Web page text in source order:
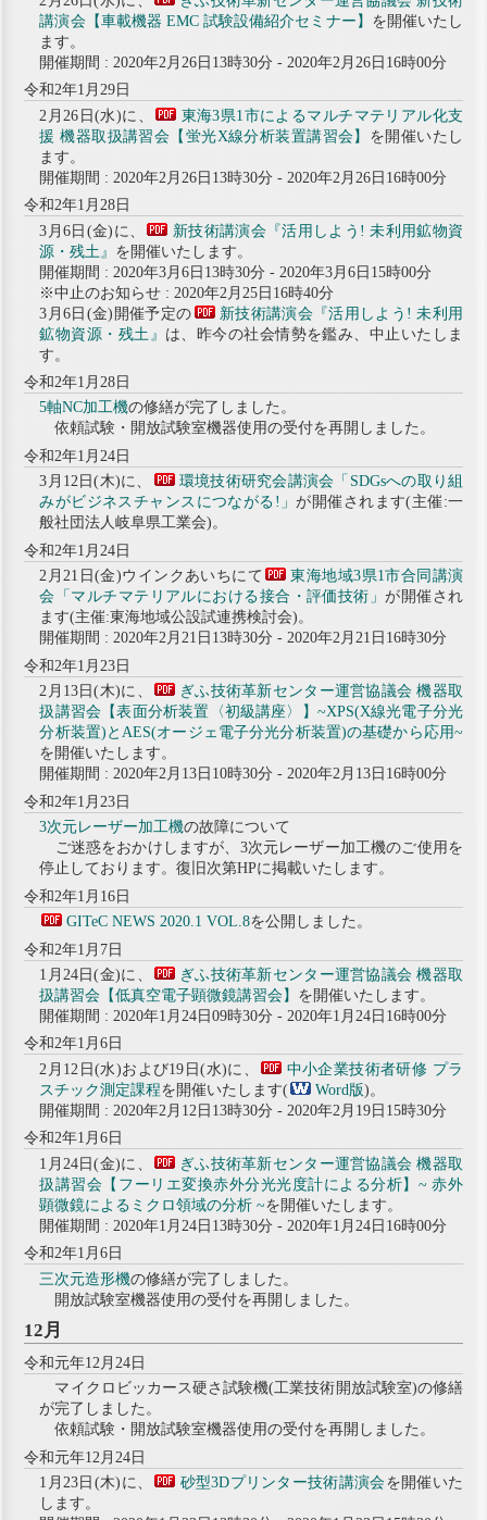
講演会【車載機器 EMC 試験設備紹介セミナー】 を開催いたし
ます。
開催期間 : 2020年2月26日13時30分 - 2020年2月26日16時00分
令和2年1月29日
2月26日(水)に、
東海3県1市によるマルチマテリアル化支
援 機器取扱講習会【蛍光X線分析装置講習会】 を開催いたし
ます。
開催期間 : 2020年2月26日13時30分 - 2020年2月26日16時00分
令和2年1月28日
3月6日(金)に、
新技術講演会『活用しよう! 未利用鉱物資
源・残土』 を開催いたします。
開催期間 : 2020年3月6日13時30分 - 2020年3月6日15時00分
※中止のお知らせ : 2020年2月25日16時40分
3月6日(金)開催予定の
新技術講演会『活用しよう! 未利用
鉱物資源・残土』 は、昨今の社会情勢を鑑み、中止いたしま
す。
令和2年1月28日
5軸NC加工機の修繕が完了しました。
依頼試験・開放試験室機器使用の受付を再開しました。
令和2年1月24日
3月12日(木)に、
環境技術研究会講演会「SDGsへの取り組
みがビジネスチャンスにつながる!」が開催されます(主催:一
般社団法人岐阜県工業会)。
令和2年1月24日
2月21日(金)ウインクあいちにて
東海地域3県1市合同講演
会「マルチマテリアルにおける接合・評価技術」が開催され
ます(主催:東海地域公設試連携検討会)。
開催期間 : 2020年2月21日13時30分 - 2020年2月21日16時30分
令和2年1月23日
2月13日(木)に、
ぎふ技術革新センター運営協議会 機器取
扱講習会【表面分析装置〈初級講座〉】~XPS(X線光電子分光
分析装置)とAES(オージェ電子分光分析装置)の基礎から応用~
を開催いたします。
開催期間 : 2020年2月13日10時30分 - 2020年2月13日16時00分
令和2年1月23日
3次元レーザー加工機の故障について
ご迷惑をおかけしますが、3次元レーザー加工機のご使用を
停止しております。復旧次第HPに掲載いたします。
令和2年1月16日
GITeC NEWS 2020.1 VOL.8を公開しました。
令和2年1月7日
1月24日(金)に、
ぎふ技術革新センター運営協議会 機器取
扱講習会【低真空電子顕微鏡講習会】 を開催いたします。
開催期間 : 2020年1月24日09時30分 - 2020年1月24日16時00分
令和2年1月6日
2月12日(水)および19日(水)に、
中小企業技術者研修 プラ
スチック測定課程を開催いたします( Word版)。
開催期間 : 2020年2月12日13時30分 - 2020年2月19日15時30分
令和2年1月6日
1月24日(金)に、
ぎふ技術革新センター運営協議会 機器取
扱講習会【フーリエ変換赤外分光光度計による分析】~ 赤外
顕微鏡によるミクロ領域の分析 ~を開催いたします。
開催期間 : 2020年1月24日13時30分 - 2020年1月24日16時00分
令和2年1月6日
三次元造形機の修繕が完了しました。
開放試験室機器使用の受付を再開しました。
12月
令和元年12月24日
マイクロビッカース硬さ試験機(工業技術開放試験室)の修繕
が完了しました。
依頼試験・開放試験室機器使用の受付を再開しました。
令和元年12月24日
1月23日(木)に、
砂型3Dプリンター技術講演会を開催いた
します。